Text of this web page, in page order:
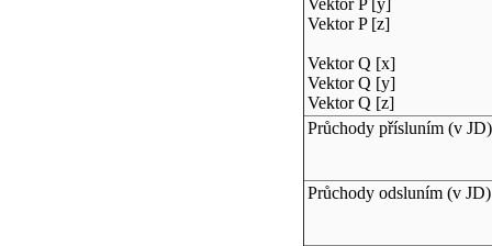
Vektor P [z]
Vektor Q [x]
Vektor Q [y]
Vektor Q [z]
Průchody přísluním (v JD)
Průchody odsluním (v JD)